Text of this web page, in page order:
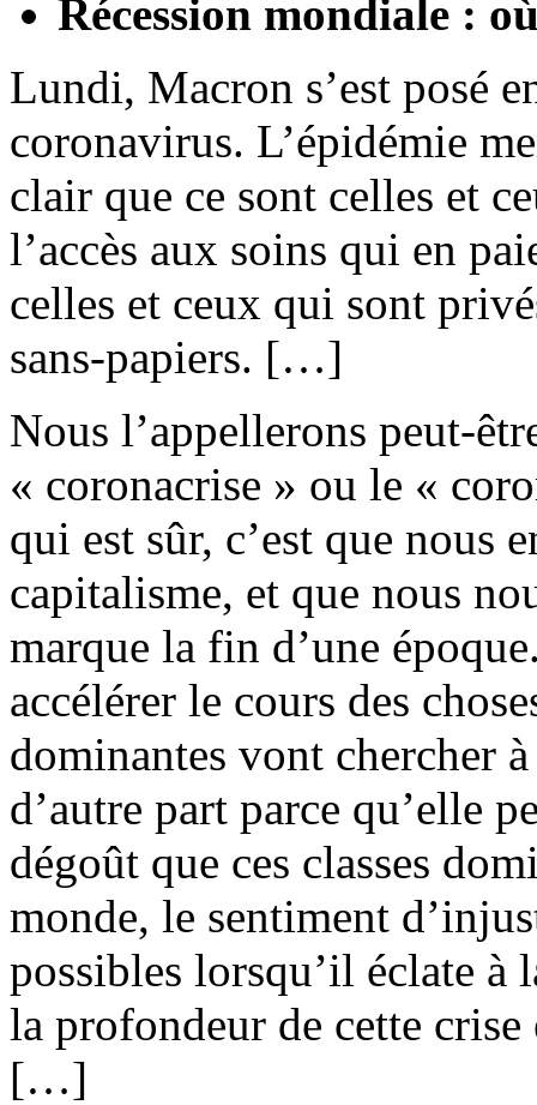
Récession mondiale :
Lundi, Macron s’est posé
coronavirus. L’épidémie
clair que ce sont celles et
l’accès aux soins qui en
celles et ceux qui sont
sans-papiers. […]
Nous l’appellerons peut-
« coronacrise » ou le «
qui est sûr, c’est que nous
capitalisme, et que nous
marque la fin d’une
accélérer le cours des
dominantes vont chercher
d’autre part parce qu’elle
dégoût que ces classes
monde, le sentiment
possibles lorsqu’il éclate à
la profondeur de cette
[…]